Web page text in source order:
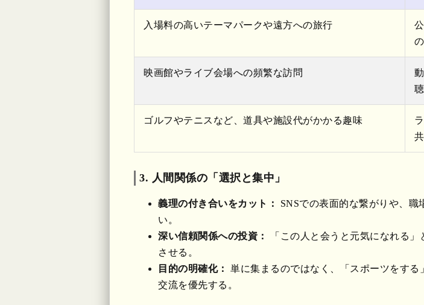
入場料の高いテーマパークや遠方への旅行
映画館やライブ会場への頻繁な訪問
聴
ゴルフやテニスなど、道具や施設代がかかる趣味
3. 人間関係の「選択と集中」
義理の付き合いをカット：
SNSでの表面的な繋がりや、
い。
深い信頼関係への投資：
「この人と会うと元気になれる
させる。
目的の明確化：
単に集まるのではなく、「スポーツをす
交流を優先する。